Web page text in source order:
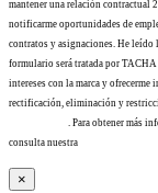
mantener una relación contractual
notificarme oportunidades de
contratos y asignaciones. He leído
formulario será tratada por
intereses con la marca y ofrecerme
rectificación, eliminación y
. Para obtener más
consulta nuestra
×